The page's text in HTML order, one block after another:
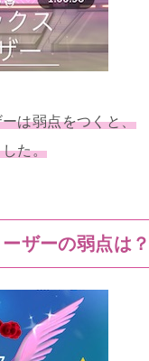
は弱点をつくと、
た。
ザーの弱点は